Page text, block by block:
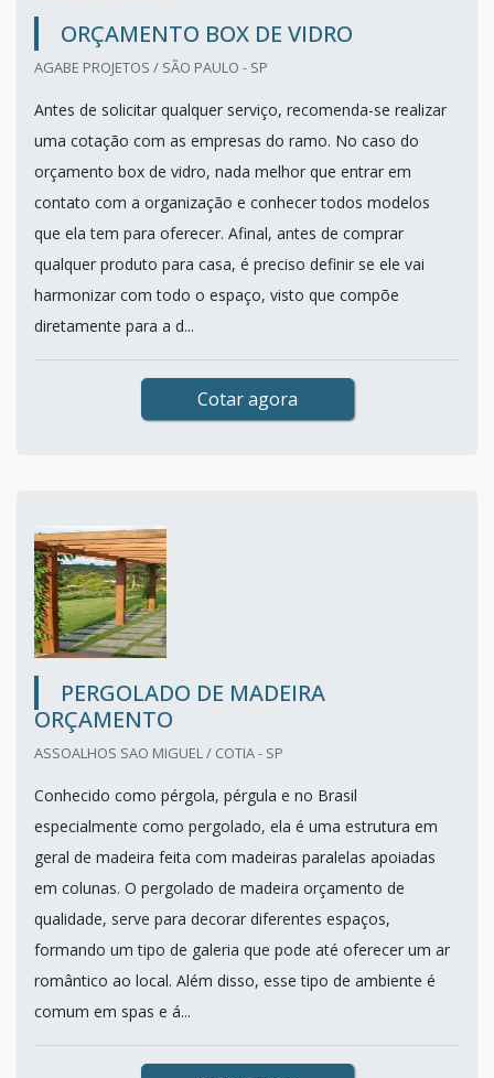
ORÇAMENTO BOX DE VIDRO
AGABE PROJETOS / SÃO PAULO - SP
Antes de solicitar qualquer serviço, recomenda-se realizar
uma cotação com as empresas do ramo. No caso do
orçamento box de vidro, nada melhor que entrar em
contato com a organização e conhecer todos modelos
que ela tem para oferecer. Afinal, antes de comprar
qualquer produto para casa, é preciso definir se ele vai
harmonizar com todo o espaço, visto que compõe
diretamente para a d...
Cotar agora
PERGOLADO DE MADEIRA
ORÇAMENTO
ASSOALHOS SAO MIGUEL / COTIA - SP
Conhecido como pérgola, pérgula e no Brasil
especialmente como pergolado, ela é uma estrutura em
geral de madeira feita com madeiras paralelas apoiadas
em colunas. O pergolado de madeira orçamento de
qualidade, serve para decorar diferentes espaços,
formando um tipo de galeria que pode até oferecer um ar
romântico ao local. Além disso, esse tipo de ambiente é
comum em spas e á...